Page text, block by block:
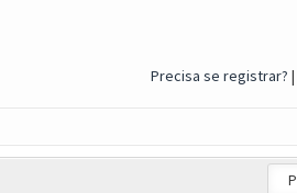
Precisa se registrar? |